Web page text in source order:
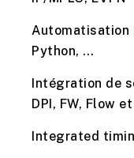
Automatisation :
Python, …
Intégration de
DPI, FW, Flow
Integrated